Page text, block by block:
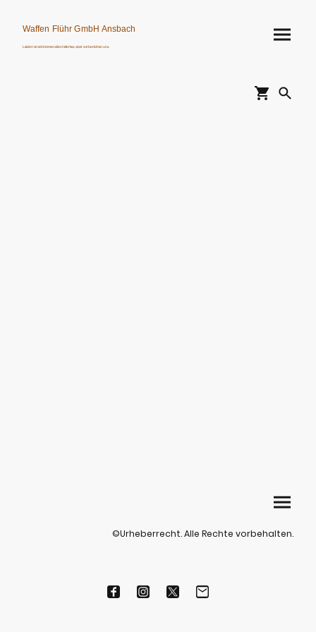
Waffen Flühr GmbH Ansbach
Leider ist nicht immer alles lieferbar, aber wir bemühen uns.
©Urheberrecht. Alle Rechte vorbehalten.